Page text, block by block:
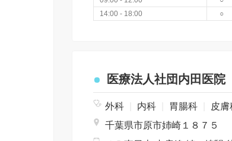
14:00 - 18:00
○
医療法人社団内田医院
外科 内科 胃腸科 皮膚
千葉県市原市姉崎１８７５